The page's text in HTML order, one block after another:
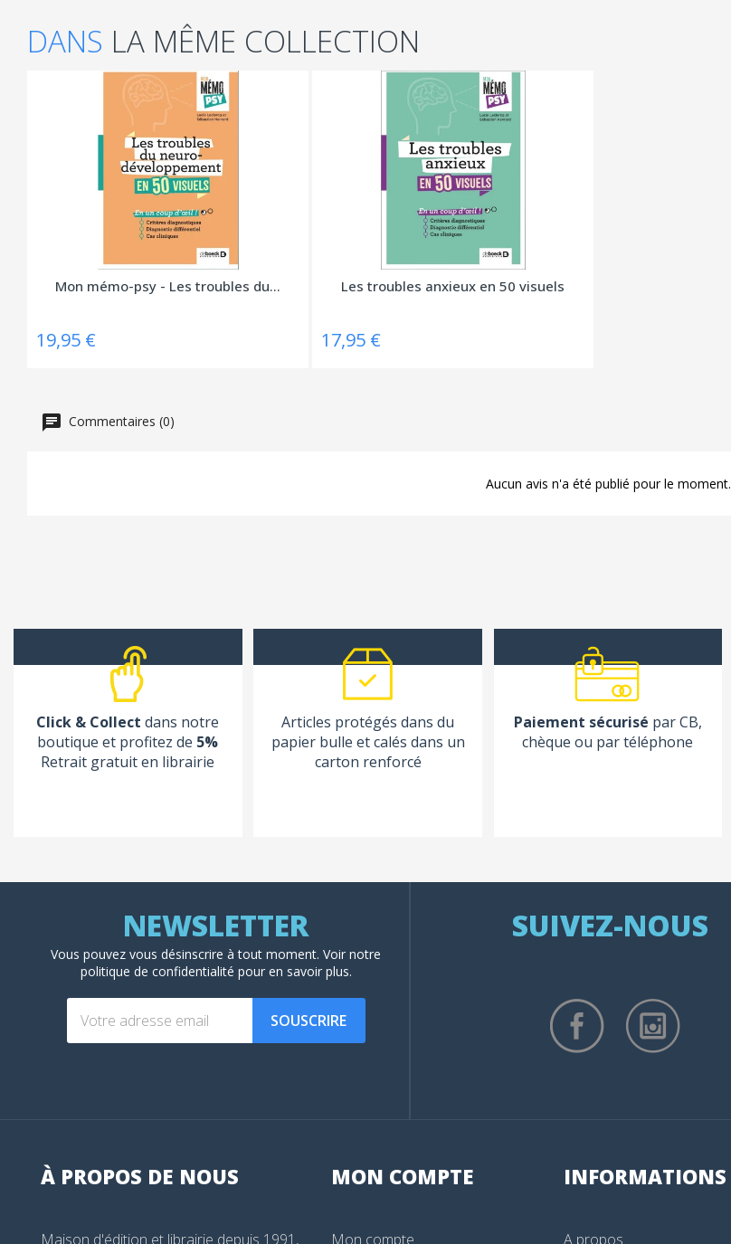
DANS LA MÊME COLLECTION
Mon mémo-psy - Les troubles du...
19,95 €
Les troubles anxieux en 50 visuels
17,95 €
Commentaires (0)
Aucun avis n'a été publié pour le moment.
Click & Collect dans notre
boutique et profitez de 5%
Retrait gratuit en librairie
Articles protégés dans du
papier bulle et calés dans un
carton renforcé
Paiement sécurisé par CB,
chèque ou par téléphone
Vous pouvez vous désinscrire à tout moment. Voirnotre
politique de confidentialité pour en savoir plus.
SOUSCRIRE
SUIVEZ-NOUS
À PROPOS DE NOUS
Maison d'édition et librairie depuis 1991,
MON COMPTE
Mon compte
INFORMATIONS
A propos